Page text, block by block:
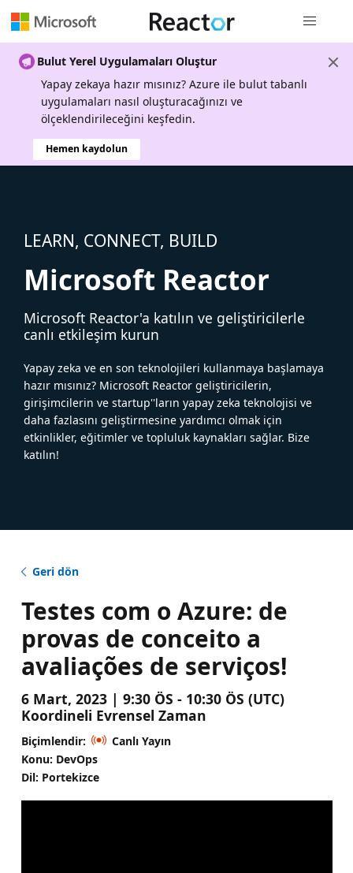
Bulut Yerel Uygulamaları Oluştur
Yapay zekaya hazır mısınız? Azure ile bulut tabanlı
uygulamaları nasıl oluşturacağınızı ve
ölçeklendirileceğini keşfedin.
Hemen kaydolun
LEARN, CONNECT, BUILD
Microsoft Reactor
Microsoft Reactor'a katılın ve geliştiricilerle
canlı etkileşim kurun
Yapay zeka ve en son teknolojileri kullanmaya başlamaya
hazır mısınız? Microsoft Reactor geliştiricilerin,
girişimcilerin ve startup''ların yapay zeka teknolojisi ve
daha fazlasını geliştirmesine yardımcı olmak için
etkinlikler, eğitimler ve topluluk kaynakları sağlar. Bize
katılın!
Geri dön
Testes com o Azure: de
provas de conceito a
avaliações de serviços!
6 Mart, 2023 | 9:30 ÖS - 10:30 ÖS (UTC)
Koordineli Evrensel Zaman
Biçimlendir:
Canlı Yayın
Konu: DevOps
Dil: Portekizce